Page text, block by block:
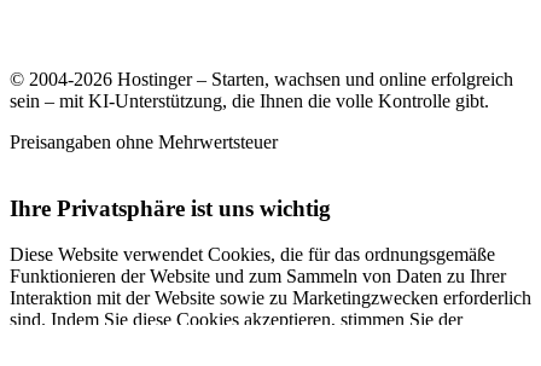
© 2004-2026 Hostinger – Starten, wachsen und online erfolgreich
sein – mit KI-Unterstützung, die Ihnen die volle Kontrolle gibt.
Preisangaben ohne Mehrwertsteuer
Ihre Privatsphäre ist uns wichtig
Diese Website verwendet Cookies, die für das ordnungsgemäße
Funktionieren der Website und zum Sammeln von Daten zu Ihrer
Interaktion mit der Website sowie zu Marketingzwecken erforderlich
sind. Indem Sie diese Cookies akzeptieren, stimmen Sie der